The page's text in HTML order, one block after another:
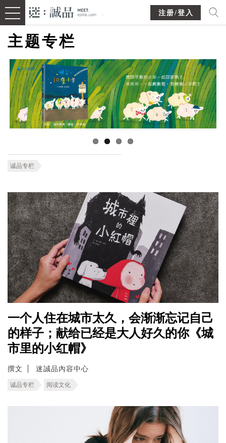
注册/登入
主题专栏
诚品专栏
一个人住在城市太久，会渐渐忘记自己
的样子；献给已经是大人好久的你《城
市里的小红帽》
撰文 迷誠品內容中心
诚品专栏 阅读文化